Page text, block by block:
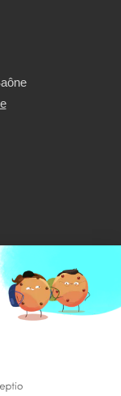
climatisation,